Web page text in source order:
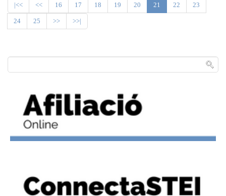
|<< << 16 17 18 19 20 21 22 23
24 25 >> >>|